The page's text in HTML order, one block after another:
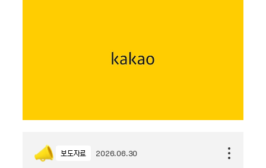
보도자료 2026.06.30